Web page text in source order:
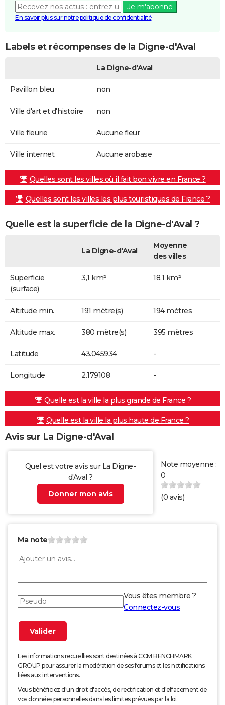
Je m'abonne
En savoir plus sur notre politique de confidentialité
Labels et récompenses de la Digne-d'Aval
La Digne-d'Aval
Pavillon bleu non
Ville d'art et d'histoire non
Ville fleurie Aucune fleur
Ville internet Aucune arobase
Quelles sont les villes où il fait bon vivre en France ?
Quelles sont les villes les plus touristiques de France ?
Quelle est la superficie de la Digne-d'Aval ?
La Digne-d'Aval
Moyenne
des villes
Superficie
(surface)
3,1 km² 18,1 km²
Altitude min. 191 mètre(s) 194 mètres
Altitude max. 380 mètre(s) 395 mètres
Latitude 43.045934 -
Longitude 2.179108 -
Quelle est la ville la plus grande de France ?
Quelle est la ville la plus haute de France ?
Avis sur La Digne-d'Aval
Quel est votre avis sur La Digne-
d'Aval ?
Donner mon avis
Note moyenne :
0
(0 avis)
Ma note
Vous êtes membre ?
Connectez-vous
Les informations recueillies sont destinées à CCM BENCHMARK
GROUP pour assurer la modération de ses forums et les notifications
liées aux interventions.
Vous bénéficiez d'un droit d'accès, de rectification et d'effacement de
vos données personnelles dans les limites prévues par la loi.